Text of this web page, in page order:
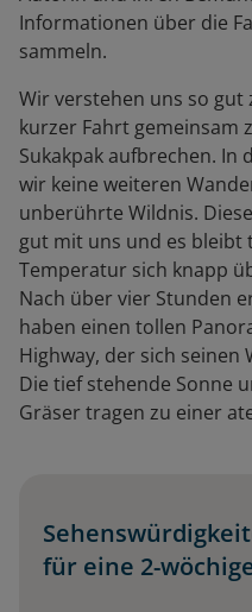
Informationen über die
sammeln.
Wir verstehen uns so gut
kurzer Fahrt gemeinsam
Sukakpak aufbrechen. In
wir keine weiteren
unberührte Wildnis.
gut mit uns und es bleibt
Temperatur sich knapp
Nach über vier Stunden
haben einen tollen
Highway, der sich seinen
Die tief stehende Sonne
Gräser tragen zu einer
für eine 2-